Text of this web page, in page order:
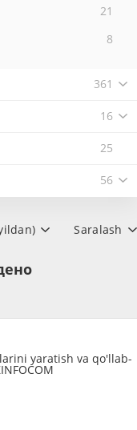
21
8
361
16
25
56
Saralash
yaratish va qo'llab-